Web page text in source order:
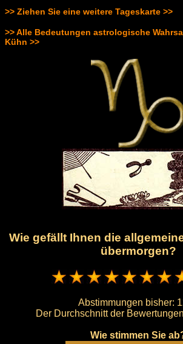
>> Ziehen Sie eine weitere Tageskarte >>
>> Alle Bedeutungen astrologische
Kühn >>
Wie gefällt Ihnen die
übermorgen?
Abstimmungen bisher:
Der Durchschnitt der
Wie stimmen Sie